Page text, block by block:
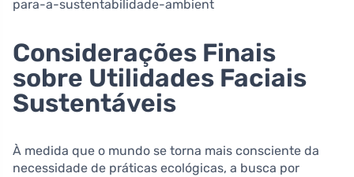
para-a-sustentabilidade-ambient
Considerações Finais
sobre Utilidades Faciais
Sustentáveis
À medida que o mundo se torna mais consciente da
necessidade de práticas ecológicas, a busca por